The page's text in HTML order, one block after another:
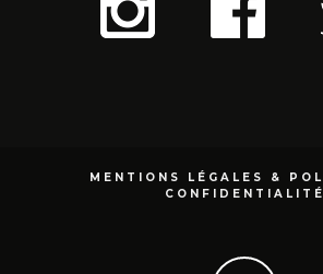
MENTIONS LÉGALES &
CONFIDENTIALITÉ